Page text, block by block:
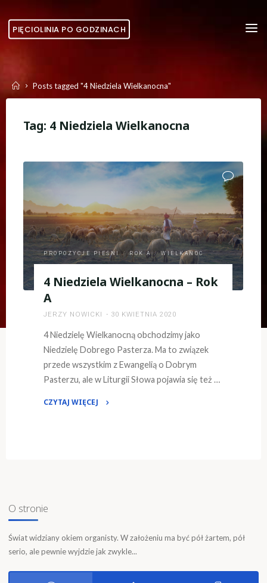
content
PIĘCIOLINIA PO GODZINACH
HomePosts tagged "4 Niedziela Wielkanocna"
Tag: 4 Niedziela Wielkanocna
PROPOZYCJE PIEŚNI / ROK A / WIELKANOC
4 Niedziela Wielkanocna – Rok
A
JERZY NOWICKI 30 KWIETNIA 2020
4 Niedzielę Wielkanocną obchodzimy jako
Niedzielę Dobrego Pasterza. Ma to związek
przede wszystkim z Ewangelią o Dobrym
Pasterzu, ale w Liturgii Słowa pojawia się też …
CZYTAJ WIĘCEJ
O stronie
Świat widziany okiem organisty. W założeniu ma być pół żartem, pół
serio, ale pewnie wyjdzie jak zwykle...